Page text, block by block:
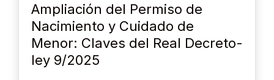
Ampliación del Permiso de
Nacimiento y Cuidado de
Menor: Claves del Real Decreto-
ley 9/2025